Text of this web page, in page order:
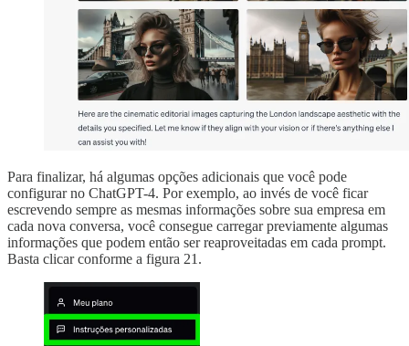
Para finalizar, há algumas opções adicionais que você pode
configurar no ChatGPT-4. Por exemplo, ao invés de você ficar
escrevendo sempre as mesmas informações sobre sua empresa em
cada nova conversa, você consegue carregar previamente algumas
informações que podem então ser reaproveitadas em cada prompt.
Basta clicar conforme a figura 21.